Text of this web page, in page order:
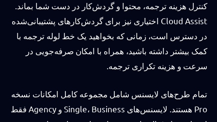
کنترل هزینه ترجمه، محتوا و گردش‌کار در دست شما بماند.
Cloud Assist اختیاری نیز برای گردش‌کارهای پشتیبانی‌شده
در دسترس است، زمانی که بخواهید یک خط لوله ترجمه با
کمک بیشتر داشته باشید، همراه با امکان صرفه‌جویی در
سرعت و هزینه تکراری ترجمه.
تمام طرح‌های لایسنس شامل مجموعه کامل امکانات نسخه
Pro هستند. لایسنس‌های Single، Business و Agency فقط